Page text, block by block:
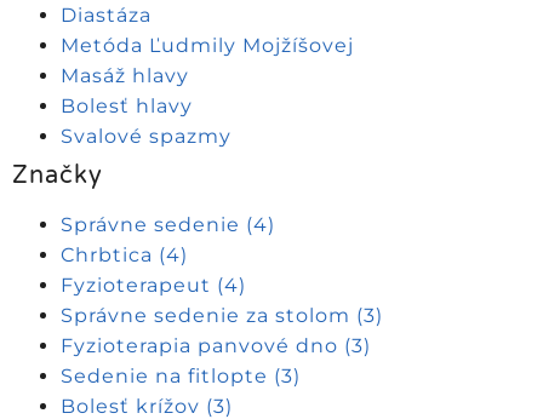
Diastáza
Metóda Ľudmily Mojžíšovej
Masáž hlavy
Bolesť hlavy
Svalové spazmy
Značky
Správne sedenie (4)
Chrbtica (4)
Fyzioterapeut (4)
Správne sedenie za stolom (3)
Fyzioterapia panvové dno (3)
Sedenie na fitlopte (3)
Bolesť krížov (3)